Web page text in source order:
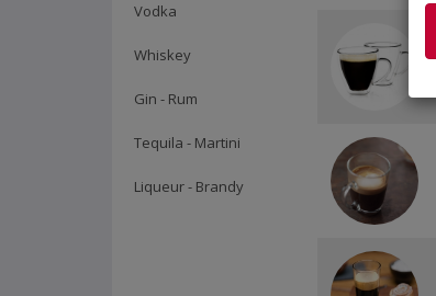
Vodka
Whiskey
Gin - Rum
Tequila - Μartini
Liqueur - Brandy